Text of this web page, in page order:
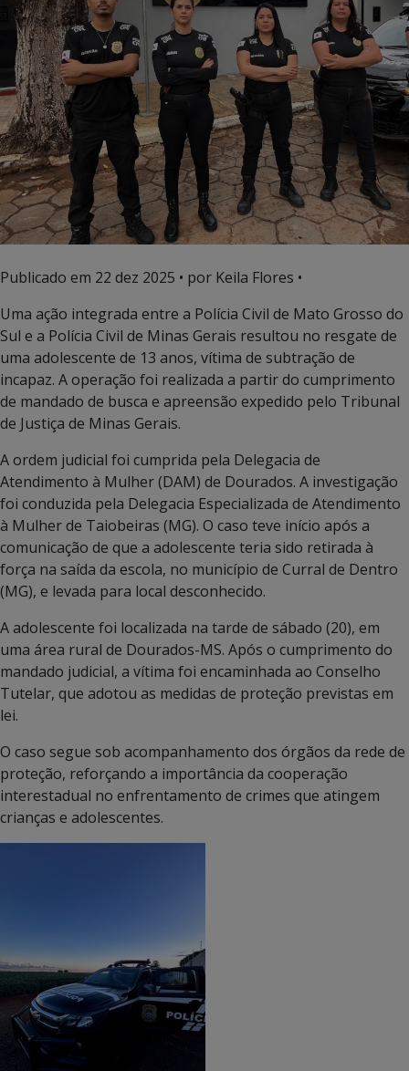
Publicado em 22 dez 2025 • por Keila Flores •
Uma ação integrada entre a Polícia Civil de Mato Grosso do
Sul e a Polícia Civil de Minas Gerais resultou no resgate de
uma adolescente de 13 anos, vítima de subtração de
incapaz. A operação foi realizada a partir do cumprimento
de mandado de busca e apreensão expedido pelo Tribunal
de Justiça de Minas Gerais.
A ordem judicial foi cumprida pela Delegacia de
Atendimento à Mulher (DAM) de Dourados. A investigação
foi conduzida pela Delegacia Especializada de Atendimento
à Mulher de Taiobeiras (MG). O caso teve início após a
comunicação de que a adolescente teria sido retirada à
força na saída da escola, no município de Curral de Dentro
(MG), e levada para local desconhecido.
A adolescente foi localizada na tarde de sábado (20), em
uma área rural de Dourados-MS. Após o cumprimento do
mandado judicial, a vítima foi encaminhada ao Conselho
Tutelar, que adotou as medidas de proteção previstas em
lei.
O caso segue sob acompanhamento dos órgãos da rede de
proteção, reforçando a importância da cooperação
interestadual no enfrentamento de crimes que atingem
crianças e adolescentes.